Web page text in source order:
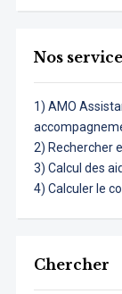
Nos
1) AMO
2) Rechercher
3) Calcul des
4) Calculer le
Chercher